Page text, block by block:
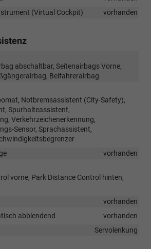
(Virtual Cockpit)
vorhanden
abschaltbar, Seitenairbags Vorne,
Beifahrerairbag
Notbremsassistent (City-Safety),
Spurhalteassistent,
Verkehrzeichenerkennung,
Sensor, Sprachassistent,
vorhanden
vorne, Park Distance Control hinten,
vorhanden
abblendend
vorhanden
Servolenkung